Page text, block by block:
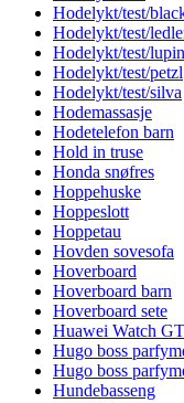
Hodelykt/test/
Hodelykt/test/
Hodelykt/test/
Hodelykt/test/petzl
Hodelykt/test/silva
Hodemassasje
Hodetelefon barn
Hold in truse
Honda snøfres
Hoppehuske
Hoppeslott
Hoppetau
Hovden sovesofa
Hoverboard
Hoverboard barn
Hoverboard sete
Huawei Watch
Hugo boss
Hugo boss
Hundebasseng